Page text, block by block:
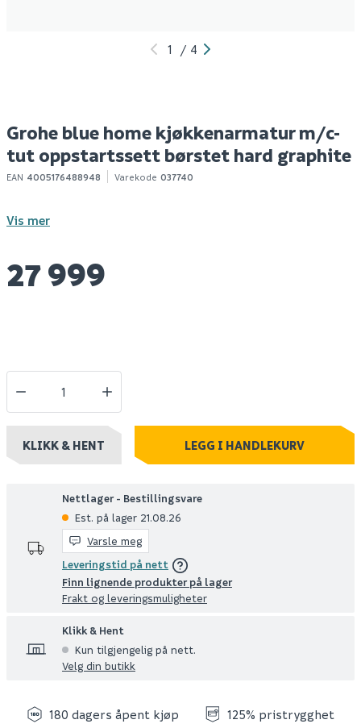
1 / 4
Grohe blue home kjøkkenarmatur m/c-
tut oppstartssett børstet hard graphite
EAN 4005176488948 Varekode 037740
Vis mer
27 999
KLIKK & HENT LEGG I HANDLEKURV
Nettlager - Bestillingsvare
Est. på lager 21.08.26
Varsle meg
Leveringstid på nett
Finn lignende produkter på lager
Frakt og leveringsmuligheter
Klikk & Hent
Kun tilgjengelig på nett.
Velg din butikk
180 dagers åpent kjøp 125% pristrygghet